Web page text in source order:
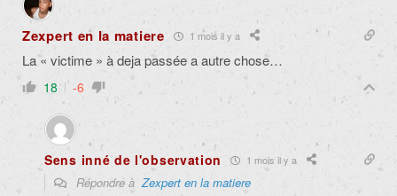
Zexpert en la matiere 1 mois il y a
La « victime » à deja passée a autre chose…
18 -6
Sens inné de l'observation 1 mois il y a
Répondre àZexpert en la matiere